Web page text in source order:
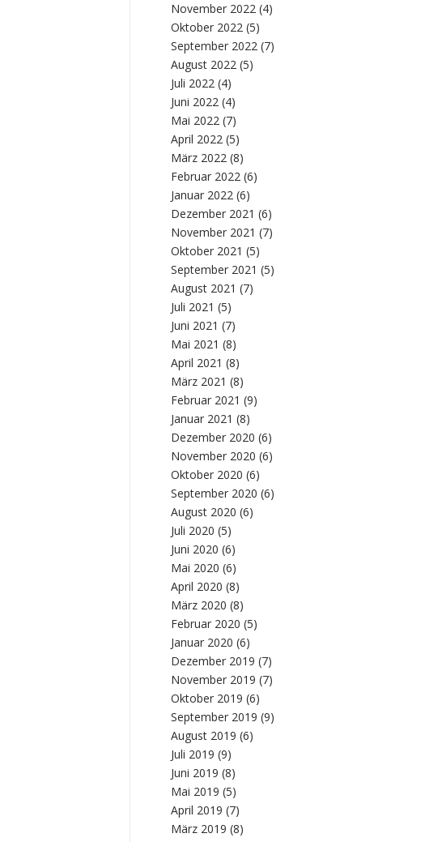
November 2022 (4)
Oktober 2022 (5)
September 2022 (7)
August 2022 (5)
Juli 2022 (4)
Juni 2022 (4)
Mai 2022 (7)
April 2022 (5)
März 2022 (8)
Februar 2022 (6)
Januar 2022 (6)
Dezember 2021 (6)
November 2021 (7)
Oktober 2021 (5)
September 2021 (5)
August 2021 (7)
Juli 2021 (5)
Juni 2021 (7)
Mai 2021 (8)
April 2021 (8)
März 2021 (8)
Februar 2021 (9)
Januar 2021 (8)
Dezember 2020 (6)
November 2020 (6)
Oktober 2020 (6)
September 2020 (6)
August 2020 (6)
Juli 2020 (5)
Juni 2020 (6)
Mai 2020 (6)
April 2020 (8)
März 2020 (8)
Februar 2020 (5)
Januar 2020 (6)
Dezember 2019 (7)
November 2019 (7)
Oktober 2019 (6)
September 2019 (9)
August 2019 (6)
Juli 2019 (9)
Juni 2019 (8)
Mai 2019 (5)
April 2019 (7)
März 2019 (8)